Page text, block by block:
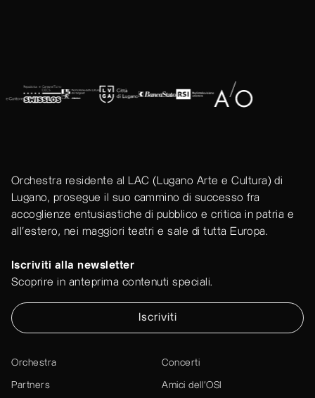
Orchestra residente al LAC (Lugano Arte e Cultura) di
Lugano, prosegue il suo cammino di successo fra
accoglienze entusiastiche di pubblico e critica in patria e
all'estero, nei maggiori teatri e sale di tutta Europa.
Iscriviti alla newsletter
Scoprire in anteprima contenuti speciali.
Iscriviti
Orchestra Concerti
Partners Amici dell’OSI